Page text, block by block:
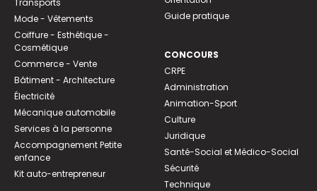
Transports
Mode - Vêtements
Coiffure - Esthétique -
Cosmétique
Commerce - Vente
Bâtiment - Architecture
Électricité
Mécanique automobile
Services à la personne
Accompagnement Petite
enfance
Kit auto-entrepreneur
Guide pratique
CONCOURS
CRPE
Administration
Animation-Sport
Culture
Juridique
Santé-Social et Médico-Social
Sécurité
Technique